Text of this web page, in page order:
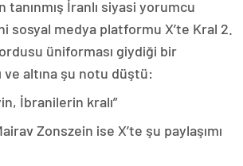
tanınmış İranlı siyasi yorumcu
sosyal medya platformu X’te Kral 2.
üniforması giydiği bir
ve altına şu notu düştü:
İbranilerin kralı”
Zonszein ise X’te şu paylaşımı